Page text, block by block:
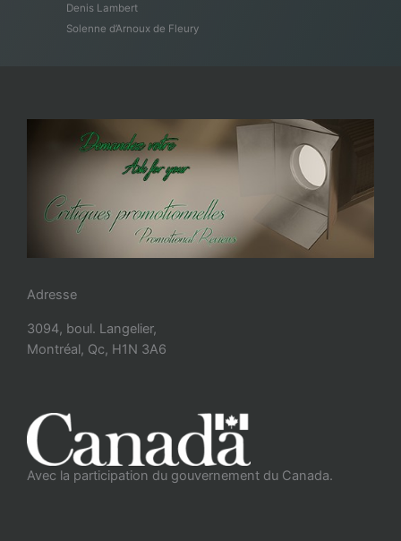
Denis Lambert
Solenne d’Arnoux de Fleury
Adresse
3094, boul. Langelier,
Montréal, Qc, H1N 3A6
Avec la participation du gouvernement du Canada.